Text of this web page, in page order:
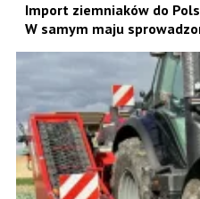
Import ziemniaków do
W samym maju